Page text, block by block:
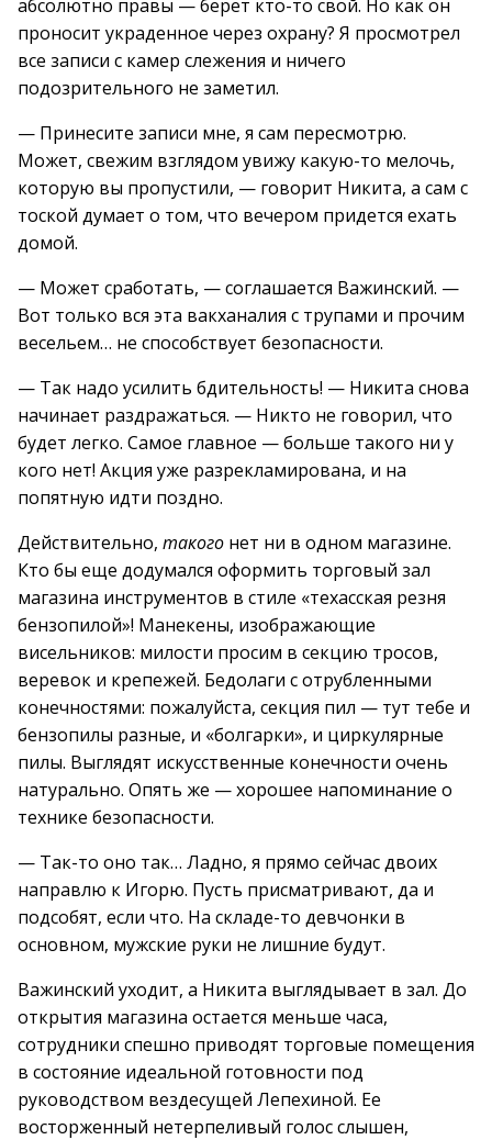
абсолютно правы — берет кто-то свой. Но как он
проносит украденное через охрану? Я просмотрел
все записи с камер слежения и ничего
подозрительного не заметил.
— Принесите записи мне, я сам пересмотрю.
Может, свежим взглядом увижу какую-то мелочь,
которую вы пропустили, — говорит Никита, а сам с
тоской думает о том, что вечером придется ехать
домой.
— Может сработать, — соглашается Важинский. —
Вот только вся эта вакханалия с трупами и прочим
весельем… не способствует безопасности.
— Так надо усилить бдительность! — Никита снова
начинает раздражаться. — Никто не говорил, что
будет легко. Самое главное — больше такого ни у
кого нет! Акция уже разрекламирована, и на
попятную идти поздно.
Действительно, такого нет ни в одном магазине.
Кто бы еще додумался оформить торговый зал
магазина инструментов в стиле «техасская резня
бензопилой»! Манекены, изображающие
висельников: милости просим в секцию тросов,
веревок и крепежей. Бедолаги с отрубленными
конечностями: пожалуйста, секция пил — тут тебе и
бензопилы разные, и «болгарки», и циркулярные
пилы. Выглядят искусственные конечности очень
натурально. Опять же — хорошее напоминание о
технике безопасности.
— Так-то оно так… Ладно, я прямо сейчас двоих
направлю к Игорю. Пусть присматривают, да и
подсобят, если что. На складе-то девчонки в
основном, мужские руки не лишние будут.
Важинский уходит, а Никита выглядывает в зал. До
открытия магазина остается меньше часа,
сотрудники спешно приводят торговые помещения
в состояние идеальной готовности под
руководством вездесущей Лепехиной. Ее
восторженный нетерпеливый голос слышен,